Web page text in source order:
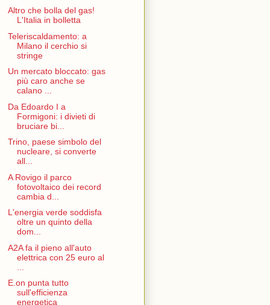
Altro che bolla del gas!
L'Italia in bolletta
Teleriscaldamento: a
Milano il cerchio si
stringe
Un mercato bloccato: gas
più caro anche se
calano ...
Da Edoardo I a
Formigoni: i divieti di
bruciare bi...
Trino, paese simbolo del
nucleare, si converte
all...
A Rovigo il parco
fotovoltaico dei record
cambia d...
L'energia verde soddisfa
oltre un quinto della
dom...
A2A fa il pieno all'auto
elettrica con 25 euro al
E.on punta tutto
sull'efficienza
energetica